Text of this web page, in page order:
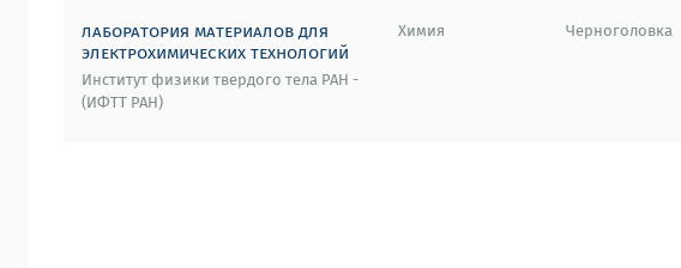
лаборатория материалов для
электрохимических технологий
Институт физики твердого тела РАН -
(ИФТТ РАН)
Химия Черноголовка